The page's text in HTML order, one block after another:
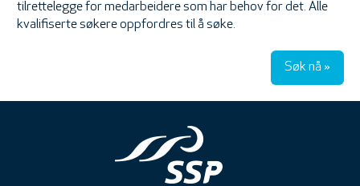
tilrettelegge for medarbeidere som har behov for det. Alle
kvalifiserte søkere oppfordres til å søke.
Søk nå »